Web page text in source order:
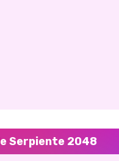
Serpiente 2048